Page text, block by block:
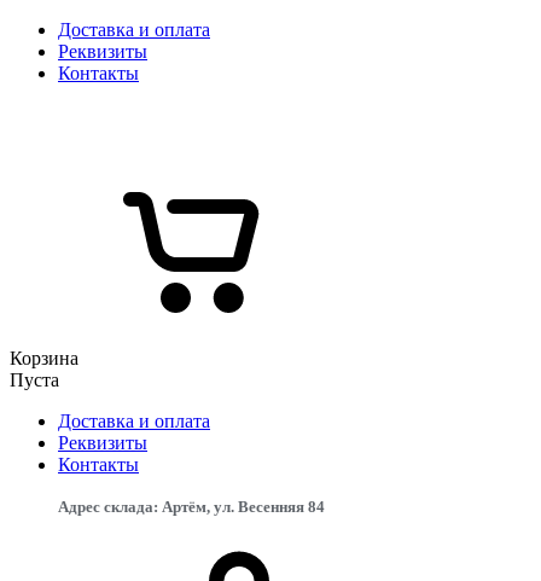
Доставка и оплата
Реквизиты
Контакты
Корзина
Пуста
Доставка и оплата
Реквизиты
Контакты
Адрес склада: Артём, ул. Весенняя 84